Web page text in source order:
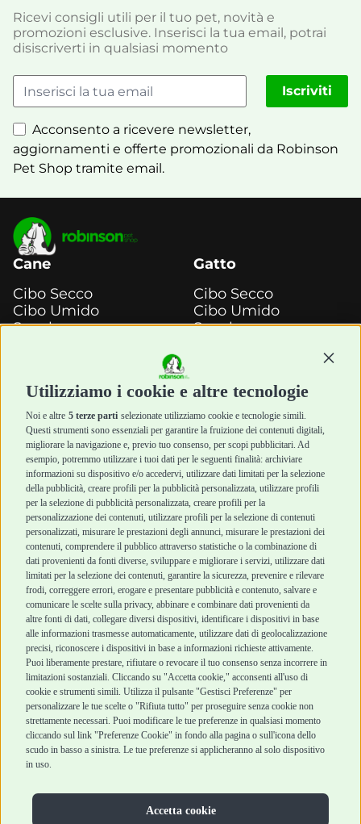
Utilizziamo i cookie e altre tecnologie
Noi e altre 5 terze parti selezionate utilizziamo cookie e tecnologie simili.
Questi strumenti sono essenziali per garantire la fruizione dei contenuti digitali,
migliorare la navigazione e, previo tuo consenso, per scopi pubblicitari. Ad
esempio, potremmo utilizzare i tuoi dati per le seguenti finalità: archiviare
informazioni su dispositivo e/o accedervi, utilizzare dati limitati per la selezione
della pubblicità, creare profili per la pubblicità personalizzata, utilizzare profili
per la selezione di pubblicità personalizzata, creare profili per la
personalizzazione dei contenuti, utilizzare profili per la selezione di contenuti
personalizzati, misurare le prestazioni degli annunci, misurare le prestazioni dei
contenuti, comprendere il pubblico attraverso statistiche o la combinazione di
dati provenienti da fonti diverse, sviluppare e migliorare i servizi, utilizzare dati
limitati per la selezione dei contenuti, garantire la sicurezza, prevenire e rilevare
frodi, correggere errori, erogare e presentare pubblicità e contenuto, salvare e
comunicare le scelte sulla privacy, abbinare e combinare dati provenienti da
altre fonti di dati, collegare diversi dispositivi, identificare i dispositivi in base
alle informazioni trasmesse automaticamente, utilizzare dati di geolocalizzazione
precisi, riconoscere i dispositivi in base a informazioni richieste attivamente.
Puoi liberamente prestare, rifiutare o revocare il tuo consenso senza incorrere in
limitazioni sostanziali. Cliccando su "Accetta cookie," acconsenti all'uso di
cookie e strumenti simili. Utilizza il pulsante "Gestisci Preferenze" per
personalizzare le tue scelte o "Rifiuta tutto" per proseguire senza cookie non
strettamente necessari. Puoi modificare le tue preferenze in qualsiasi momento
cliccando sul link "Preferenze Cookie" in fondo alla pagina o sull'icona dello
scudo in basso a sinistra. Le tue preferenze si applicheranno al solo dispositivo
in uso.
Accetta cookie
Ricevi consigli utili per il tuo pet, novità e
promozioni esclusive. Inserisci la tua email, potrai
disiscriverti in qualsiasi momento
Acconsento a ricevere newsletter,
aggiornamenti e offerte promozionali da Robinson
Pet Shop tramite email.
Iscriviti
Cane
Cibo Secco
Cibo Umido
Snack e
Igiene e Pulizia
Accessori
Cani Mini
Top Quality
Gatto
Cibo Secco
Cibo Umido
Snack e
Igiene e Pulizia
Accessori
Top Quality
Robinson Pet Shop
Chi siamo
Punti vendita
Marchi
Blog
Assistenza Robinson
Pet Shop
Offerte
Promozioni
Recensioni Feedaty
Acquisti sicuri
Termini e condizioni
di vendita
Cashback
Metodi di
pagamento
Recesso e Reso
Spedizioni
Robinson Pet Shop S.r.l.
Via V. Giovanni Schiaparelli, 21 – 47122 Forlì (FC)
P.iva 04095130409 | REA: FO 329541
info@robinsonpetshop.it | Tel. 0543 096850
Copyright © 2025 Robinsonpetshop.it s.r.l. – Tutti i diritti
Privacy Policy|Cookie Policy